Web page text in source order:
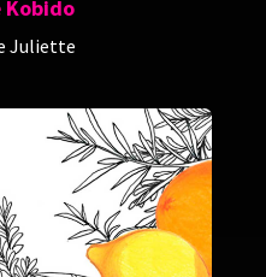
Kobido
Juliette